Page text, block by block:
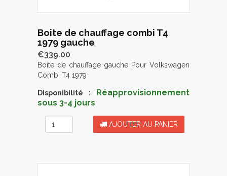
Boite de chauffage combi T4
1979 gauche
€339.00
Boite de chauffage gauche Pour Volkswagen
Combi T4 1979
Disponibilité :
Réapprovisionnement
sous 3-4 jours
AJOUTER AU PANIER